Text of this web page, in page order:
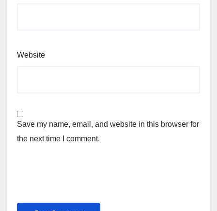
Website
Save my name, email, and website in this browser for
the next time I comment.